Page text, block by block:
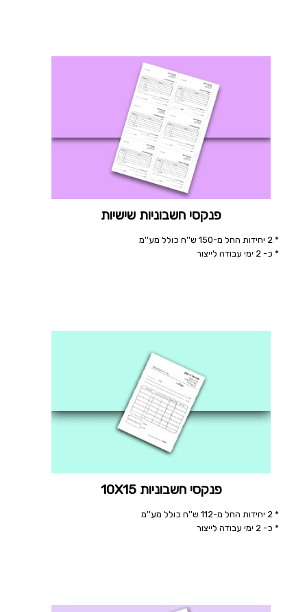
פנקסי חשבוניות שישיות
* 2 יחידות החל מ-150 ש''ח כולל מע''מ
* כ- 2 ימי עבודה לייצור
פנקסי חשבוניות 10X15
* 2 יחידות החל מ-112 ש''ח כולל מע''מ
* כ- 2 ימי עבודה לייצור